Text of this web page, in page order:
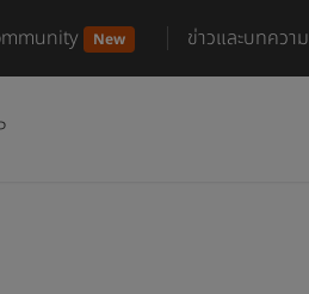
New ข่าวและบทความ